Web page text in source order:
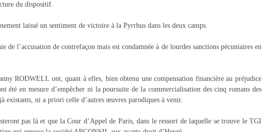
du dispositif.
laissé un sentiment de victoire à la Pyrrhus dans les deux camps.
de l’accusation de contrefaçon mais est condamnée à de lourdes sanctions pécuniaires en
RODWELL ont, quant à elles, bien obtenu une compensation financière au préjudice
été en mesure d’empêcher ni la poursuite de la commercialisation des cinq romans des
existants, ni a priori celle d’autres œuvres parodiques à venir.
pas là et que la Cour d’Appel de Paris, dans le ressort de laquelle se trouve le TGI